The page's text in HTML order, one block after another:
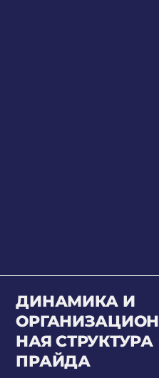
ДИНАМИКА И
ОРГАНИЗАЦИОН
НАЯ СТРУКТУРА
ПРАЙДА